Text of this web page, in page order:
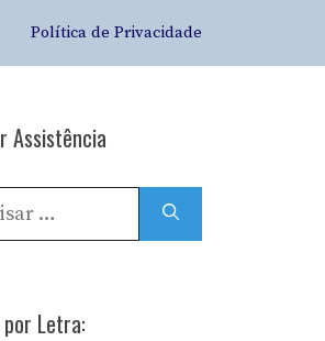
Política de Privacidade
Assistência
Letra: